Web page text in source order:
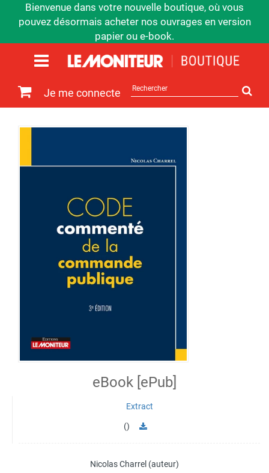
Bienvenue dans votre nouvelle boutique, où vous
pouvez désormais acheter nos ouvrages en version
papier ou e-book.
Je me connecte
sur
le
eBook [ePub]
Extract
()
Nicolas Charrel (auteur)